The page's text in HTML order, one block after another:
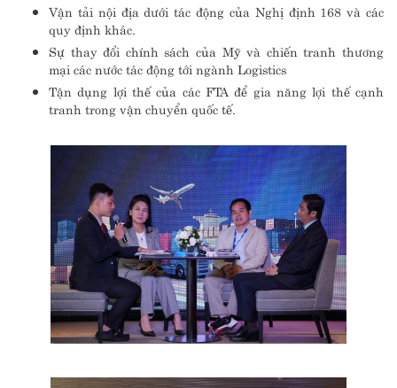
Vận tải nội địa dưới tác động của Nghị định 168 và các
quy định khác.
Sự thay đổi chính sách của Mỹ và chiến tranh thương
mại các nước tác động tới ngành Logistics
Tận dụng lợi thế của các FTA để gia năng lợi thế cạnh
tranh trong vận chuyển quốc tế.